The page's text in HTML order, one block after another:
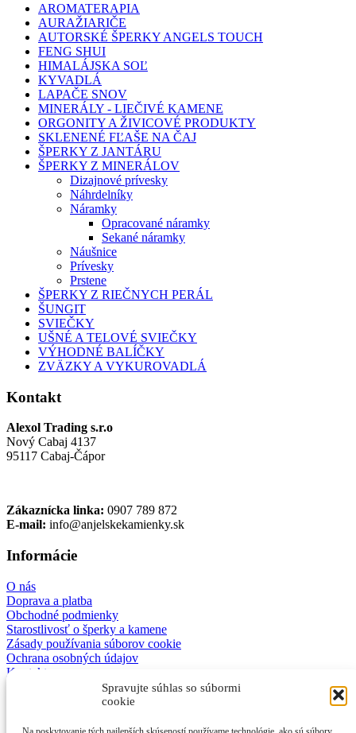
Spravujte súhlas so súbormi
cookie
AROMATERAPIA
AURAŽIARIČE
AUTORSKÉ ŠPERKY ANGELS TOUCH
FENG SHUI
HIMALÁJSKA SOĽ
KYVADLÁ
LAPAČE SNOV
MINERÁLY - LIEČIVÉ KAMENE
ORGONITY A ŽIVICOVÉ PRODUKTY
SKLENENÉ FĽAŠE NA ČAJ
ŠPERKY Z JANTÁRU
ŠPERKY Z MINERÁLOV
Dizajnové prívesky
Náhrdelníky
Náramky
Opracované náramky
Sekané náramky
Náušnice
Prívesky
Prstene
ŠPERKY Z RIEČNYCH PERÁL
ŠUNGIT
SVIEČKY
UŠNÉ A TELOVÉ SVIEČKY
VÝHODNÉ BALÍČKY
ZVÄZKY A VYKUROVADLÁ
Kontakt
Alexol Trading s.r.o
Nový Cabaj 4137
95117 Cabaj-Čápor
Zákaznícka linka: 0907 789 872
E-mail: info@anjelskekamienky.sk
Informácie
O nás
Doprava a platba
Obchodné podmienky
Starostlivosť o šperky a kamene
Zásady používania súborov cookie
Ochrana osobných údajov
Kontakt